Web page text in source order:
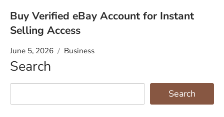
Buy Verified eBay Account for Instant
Selling Access
June 5, 2026 Business
Search
Search